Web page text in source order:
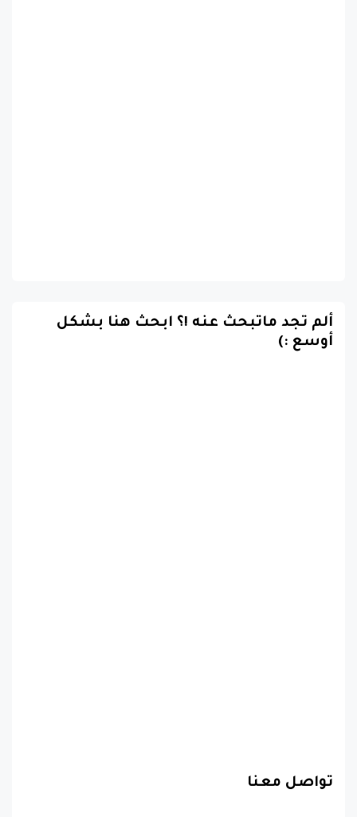
ألم تجد ماتبحث عنه !؟ ابحث هنا بشكل
أوسع :)
تواصل معنا